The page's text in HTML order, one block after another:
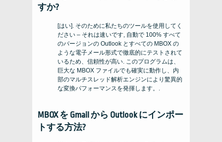
すか?
[はい]. そのために私たちのツールを使用してく
ださい – それは速いです, 自動で 100% すべて
のバージョンの Outlook とすべての MBOX の
ような電子メール形式で徹底的にテストされて
いるため、信頼性が高い. このプログラムは、
巨大な MBOX ファイルでも確実に動作し、内
部のマルチスレッド解析エンジンにより驚異的
な変換パフォーマンスを発揮します。.
MBOX を Gmail から Outlook にインポー
トする方法?